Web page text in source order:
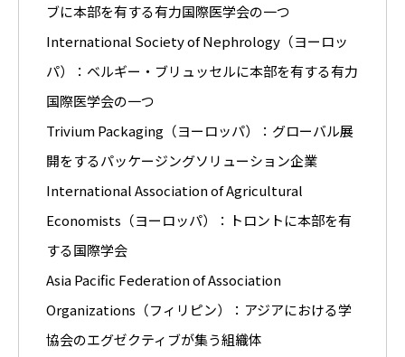
ブに本部を有する有力国際医学会の一つ
International Society of Nephrology（ヨーロッ
パ）：ベルギー・ブリュッセルに本部を有する有力
国際医学会の一つ
Trivium Packaging（ヨーロッパ）：グローバル展
開をするパッケージングソリューション企業
International Association of Agricultural
Economists（ヨーロッパ）：トロントに本部を有
する国際学会
Asia Pacific Federation of Association
Organizations（フィリピン）：アジアにおける学
協会のエグゼクティブが集う組織体